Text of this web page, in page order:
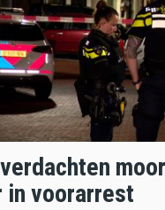
in voorarrest